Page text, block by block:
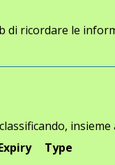
ricordare le
Type